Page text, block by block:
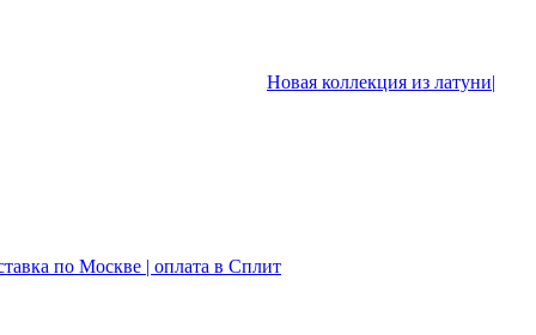
Новая коллекция из латуни|
по Москве | оплата в Сплит